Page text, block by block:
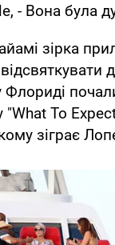
- Вона була
зірка
Флориді
To
зіграє